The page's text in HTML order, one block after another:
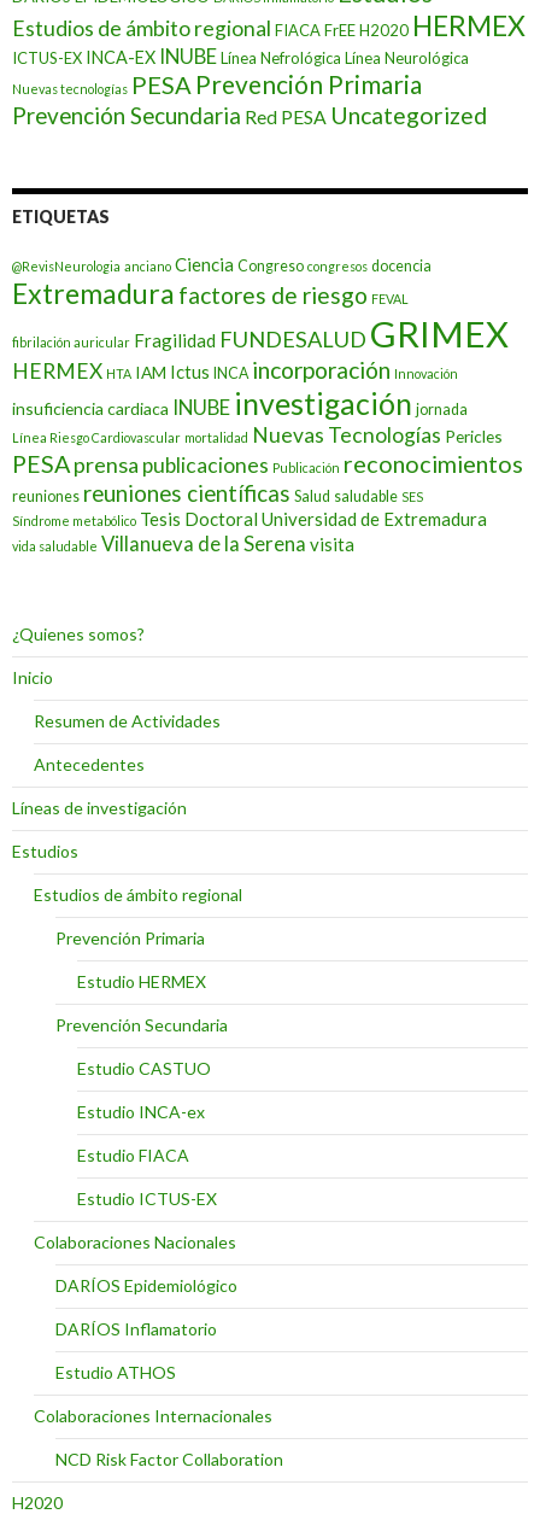
Estudios de ámbito regional FIACAFrEEH2020 HERMEX
ICTUS-EX INCA-EX INUBELínea Nefrológica Línea Neurológica
Nuevas tecnologías PESA Prevención Primaria
Prevención Secundaria Red PESA Uncategorized
ETIQUETAS
@RevisNeurologia anciano Ciencia Congreso congresos docencia
Extremadura factores de riesgo FEVAL
fibrilación auricular Fragilidad FUNDESALUD GRIMEX
HERMEX HTA IAM Ictus INCA incorporación Innovación
insuficiencia cardiaca INUBE investigación jornada
Línea Riesgo Cardiovascular mortalidad Nuevas Tecnologías Pericles
PESAprensa publicaciones Publicación reconocimientos
reuniones reuniones científicas Salud saludable SES
Síndrome metabólico Tesis Doctoral Universidad de Extremadura
vida saludable Villanueva de la Serena visita
¿Quienes somos?
Inicio
Resumen de Actividades
Antecedentes
Líneas de investigación
Estudios
Estudios de ámbito regional
Prevención Primaria
Estudio HERMEX
Prevención Secundaria
Estudio CASTUO
Estudio INCA-ex
Estudio FIACA
Estudio ICTUS-EX
Colaboraciones Nacionales
DARÍOS Epidemiológico
DARÍOS Inflamatorio
Estudio ATHOS
Colaboraciones Internacionales
NCD Risk Factor Collaboration
H2020